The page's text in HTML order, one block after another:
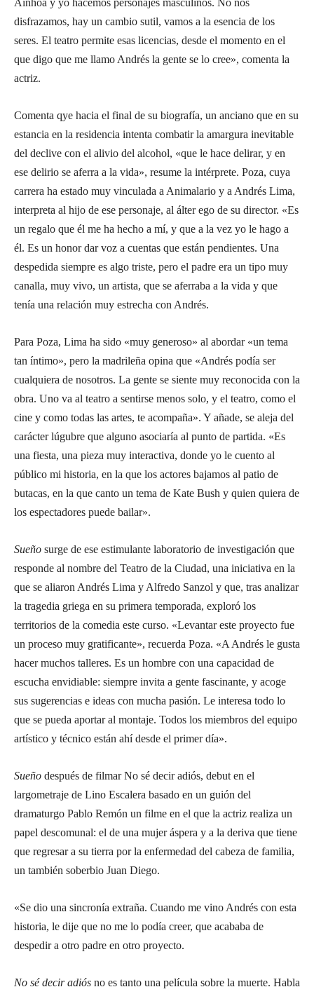
Ainhoa y yo hacemos personajes masculinos. No nos
disfrazamos, hay un cambio sutil, vamos a la esencia de los
seres. El teatro permite esas licencias, desde el momento en el
que digo que me llamo Andrés la gente se lo cree», comenta la
actriz.
Comenta qye hacia el final de su biografía, un anciano que en su
estancia en la residencia intenta combatir la amargura inevitable
del declive con el alivio del alcohol, «que le hace delirar, y en
ese delirio se aferra a la vida», resume la intérprete. Poza, cuya
carrera ha estado muy vinculada a Animalario y a Andrés Lima,
interpreta al hijo de ese personaje, al álter ego de su director. «Es
un regalo que él me ha hecho a mí, y que a la vez yo le hago a
él. Es un honor dar voz a cuentas que están pendientes. Una
despedida siempre es algo triste, pero el padre era un tipo muy
canalla, muy vivo, un artista, que se aferraba a la vida y que
tenía una relación muy estrecha con Andrés.
Para Poza, Lima ha sido «muy generoso» al abordar «un tema
tan íntimo», pero la madrileña opina que «Andrés podía ser
cualquiera de nosotros. La gente se siente muy reconocida con la
obra. Uno va al teatro a sentirse menos solo, y el teatro, como el
cine y como todas las artes, te acompaña». Y añade, se aleja del
carácter lúgubre que alguno asociaría al punto de partida. «Es
una fiesta, una pieza muy interactiva, donde yo le cuento al
público mi historia, en la que los actores bajamos al patio de
butacas, en la que canto un tema de Kate Bush y quien quiera de
los espectadores puede bailar».
Sueño surge de ese estimulante laboratorio de investigación que
responde al nombre del Teatro de la Ciudad, una iniciativa en la
que se aliaron Andrés Lima y Alfredo Sanzol y que, tras analizar
la tragedia griega en su primera temporada, exploró los
territorios de la comedia este curso. «Levantar este proyecto fue
un proceso muy gratificante», recuerda Poza. «A Andrés le gusta
hacer muchos talleres. Es un hombre con una capacidad de
escucha envidiable: siempre invita a gente fascinante, y acoge
sus sugerencias e ideas con mucha pasión. Le interesa todo lo
que se pueda aportar al montaje. Todos los miembros del equipo
artístico y técnico están ahí desde el primer día».
Sueño después de filmar No sé decir adiós, debut en el
largometraje de Lino Escalera basado en un guión del
dramaturgo Pablo Remón un filme en el que la actriz realiza un
papel descomunal: el de una mujer áspera y a la deriva que tiene
que regresar a su tierra por la enfermedad del cabeza de familia,
un también soberbio Juan Diego.
«Se dio una sincronía extraña. Cuando me vino Andrés con esta
historia, le dije que no me lo podía creer, que acababa de
despedir a otro padre en otro proyecto.
No sé decir adiós no es tanto una película sobre la muerte. Habla